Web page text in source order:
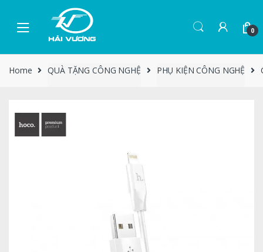
0
Home QUÀ TẶNG CÔNG NGHỆ PHỤ KIỆN CÔNG NGHỆ